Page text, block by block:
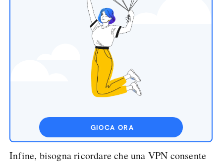
GIOCA ORA
Infine, bisogna ricordare che una VPN consente